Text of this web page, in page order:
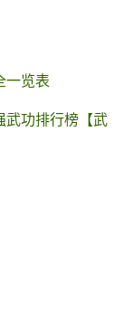
一览表
武功排行榜【武